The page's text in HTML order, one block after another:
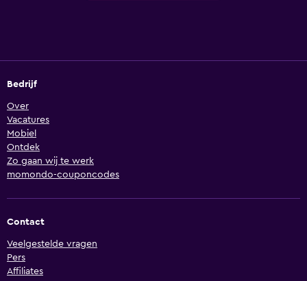
Bedrijf
Over
Vacatures
Mobiel
Ontdek
Zo gaan wij te werk
momondo-couponcodes
Contact
Veelgestelde vragen
Pers
Affiliates